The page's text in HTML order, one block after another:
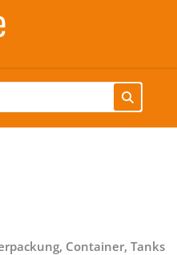
Container, Tanks